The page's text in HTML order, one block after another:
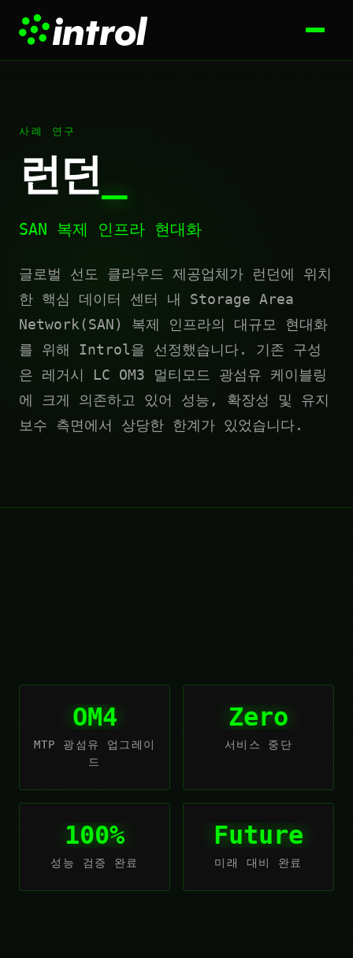
사례 연구
런던
SAN 복제 인프라 현대화
글로벌 선도 클라우드 제공업체가 런던에 위치
한 핵심 데이터 센터 내 Storage Area
Network(SAN) 복제 인프라의 대규모 현대화
를 위해 Introl을 선정했습니다. 기존 구성
은 레거시 LC OM3 멀티모드 광섬유 케이블링
에 크게 의존하고 있어 성능, 확장성 및 유지
보수 측면에서 상당한 한계가 있었습니다.
OM4
MTP 광섬유 업그레이
드
Zero
서비스 중단
100%
성능 검증 완료
Future
미래 대비 완료